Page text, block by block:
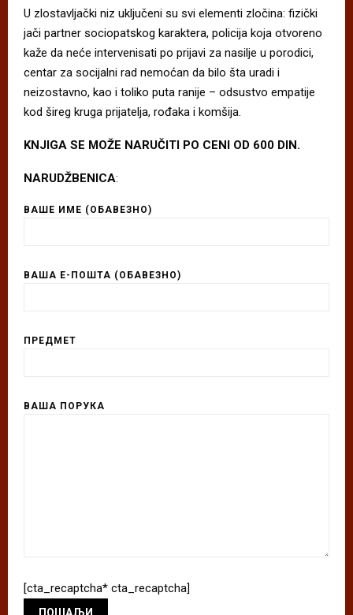
U zlostavljački niz uključeni su svi elementi zločina: fizički
jači partner sociopatskog karaktera, policija koja otvoreno
kaže da neće intervenisati po prijavi za nasilje u porodici,
centar za socijalni rad nemoćan da bilo šta uradi i
neizostavno, kao i toliko puta ranije – odsustvo empatije
kod šireg kruga prijatelja, rođaka i komšija.
KNJIGA SE MOŽE NARUČITI PO CENI OD 600 DIN.
NARUDŽBENICA:
ВАШЕ ИМЕ (ОБАВЕЗНО)
ВАША Е-ПОШТА (ОБАВЕЗНО)
ПРЕДМЕТ
ВАША ПОРУКА
[cta_recaptcha* cta_recaptcha]